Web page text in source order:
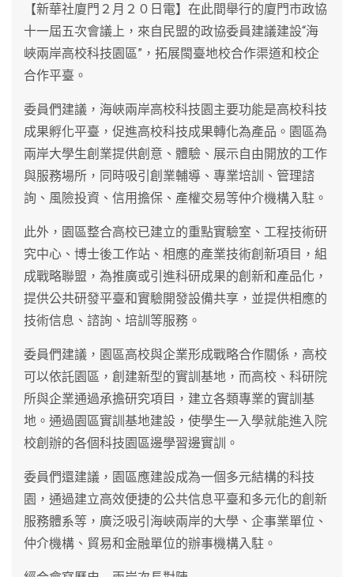
【新華社廈門２月２０日電】在此間舉行的廈門市政協
十一屆五次會議上，來自民盟的政協委員建議建設“海
峽兩岸高校科技園區”，拓展閩臺地校合作渠道和校企
合作平臺。
委員們建議，海峽兩岸高校科技園主要功能是高校科技
成果孵化平臺，促進高校科技成果轉化為產品。園區為
兩岸大學生創業提供創意、體驗、展示自由開放的工作
與服務場所，同時吸引創業輔導、專業培訓、管理諮
詢、風險投資、信用擔保、產權交易等仲介機構入駐。
此外，園區整合高校已建立的重點實驗室、工程技術研
究中心、博士後工作站、相應的產業技術創新項目，組
成戰略聯盟，為推廣或引進科研成果的創新和產品化，
提供公共研發平臺和實驗開發設備共享，並提供相應的
技術信息、諮詢、培訓等服務。
委員們建議，園區高校與企業形成戰略合作關係，高校
可以依託園區，創建新型的實訓基地，而高校、科研院
所與企業通過承擔研究項目，建立各類專業的實訓基
地。通過園區實訓基地建設，使學生一入學就能進入院
校創辦的各個科技園區邊學習邊實訓。
委員們還建議，園區應建設成為一個多元結構的科技
園，通過建立高效便捷的公共信息平臺和多元化的創新
服務體系等，廣泛吸引海峽兩岸的大學、企事業單位、
仲介機構、貿易和金融單位的辦事機構入駐。